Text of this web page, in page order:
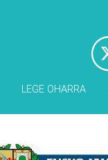
LEGE OHARRA